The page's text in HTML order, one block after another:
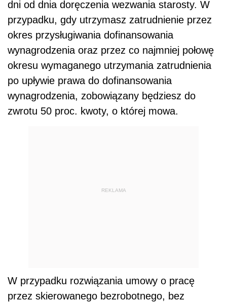
dni od dnia doręczenia wezwania starosty. W
przypadku, gdy utrzymasz zatrudnienie przez
okres przysługiwania dofinansowania
wynagrodzenia oraz przez co najmniej połowę
okresu wymaganego utrzymania zatrudnienia
po upływie prawa do dofinansowania
wynagrodzenia, zobowiązany będziesz do
zwrotu 50 proc. kwoty, o której mowa.
REKLAMA
W przypadku rozwiązania umowy o pracę
przez skierowanego bezrobotnego, bez